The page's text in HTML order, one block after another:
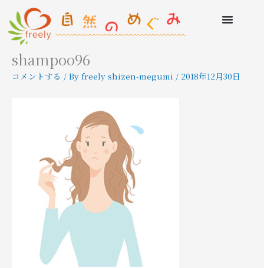
shampoo96
コメントする / By freely shizen-megumi / 2018年12月30日